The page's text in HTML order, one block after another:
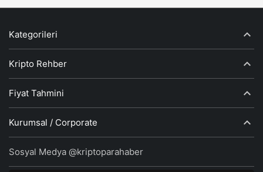
Kategorileri
Kripto Rehber
Fiyat Tahmini
Kurumsal / Corporate
Sosyal Medya @kriptoparahaber